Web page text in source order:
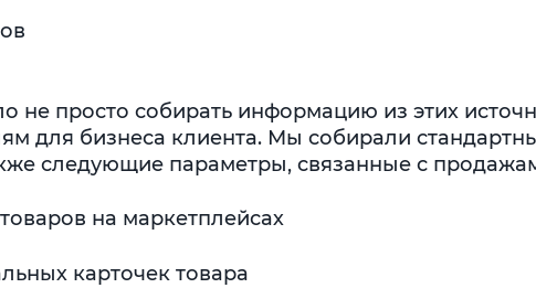
не просто собирать информацию из этих
для бизнеса клиента. Мы собирали
следующие параметры, связанные с
на маркетплейсах
карточек товара